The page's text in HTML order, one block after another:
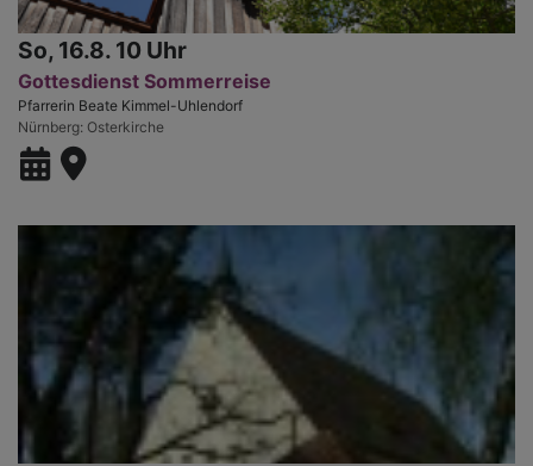
So, 16.8. 10 Uhr
Gottesdienst Sommerreise
Pfarrerin Beate Kimmel-Uhlendorf
Nürnberg Osterkirche